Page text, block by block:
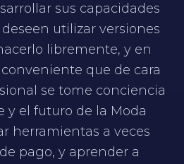
sus capacidades
utilizar versiones
libremente, y en
que de cara
se tome conciencia
y el futuro de la Moda
herramientas a veces
pago, y aprender a